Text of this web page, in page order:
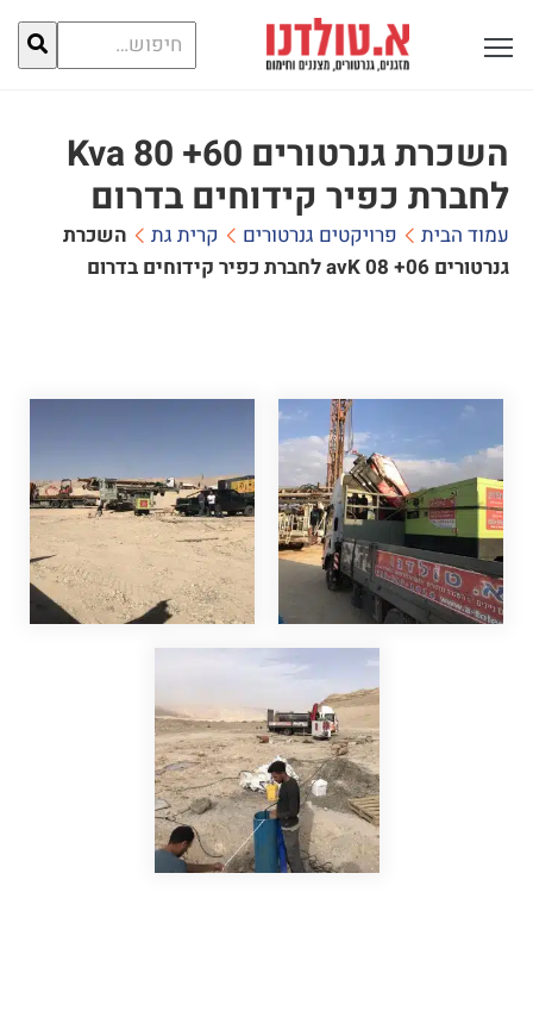
חיפוש
עבור:
פתח תפריט ראשי לתצוגה
השכרת גנרטורים 60+ 80 Kva
לחברת כפיר קידוחים בדרום
עמוד הבית פרויקטים גנרטורים קרית גת
השכרת
גנרטורים 60+ 80 Kva לחברת כפיר קידוחים בדרום